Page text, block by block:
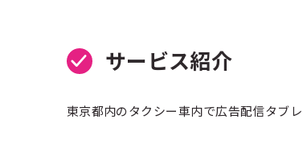
サービス紹介
東京都内のタクシー車内で広告配信タブ